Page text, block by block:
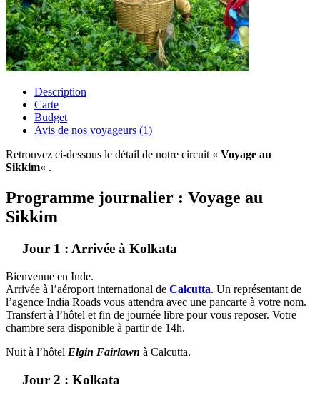
Description
Carte
Budget
Avis de nos voyageurs (1)
Retrouvez ci-dessous le détail de notre circuit « Voyage au
Sikkim« .
Programme journalier : Voyage au
Sikkim
Jour 1 : Arrivée à Kolkata
Bienvenue en Inde.
Arrivée à l’aéroport international de Calcutta. Un représentant de
l’agence India Roads vous attendra avec une pancarte à votre nom.
Transfert à l’hôtel et fin de journée libre pour vous reposer. Votre
chambre sera disponible à partir de 14h.
Nuit à l’hôtel Elgin Fairlawn à Calcutta.
Jour 2 : Kolkata